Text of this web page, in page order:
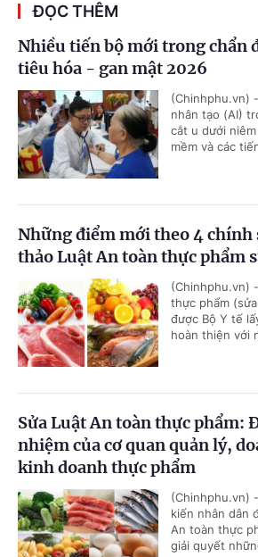
ĐỌC THÊM
Nhiều tiến bộ mới trong chẩn
tiêu hóa - gan mật 2026
(Chinhphu.vn)
nhân tạo (AI)
cắt u dưới
mềm và các
Những điểm mới theo 4 chính
thảo Luật An toàn thực phẩm
(Chinhphu.vn)
thực phẩm
được Bộ Y tế
hoàn thiện với
Sửa Luật An toàn thực phẩm:
nhiệm của cơ quan quản lý,
kinh doanh thực phẩm
(Chinhphu.vn)
kiến nhân dân
An toàn thực
giải quyết